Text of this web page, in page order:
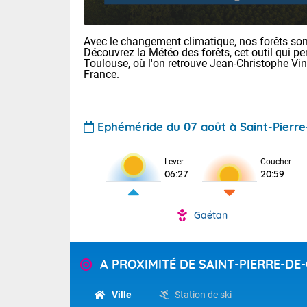
températures
Avec le changement climatique, nos forêts
Découvrez la Météo des forêts, cet outil qui
Toulouse, où l'on retrouve Jean-Christophe
France.
Ephéméride du 07 août à Saint-
Lever
06:27
Coucher
20:59
Gaétan
A PROXIMITÉ DE SAINT-PIERRE-
Ville Station de ski
Voici les
Clermont-
Limoges :
Lille : 25/15
Alpes-
Drôme